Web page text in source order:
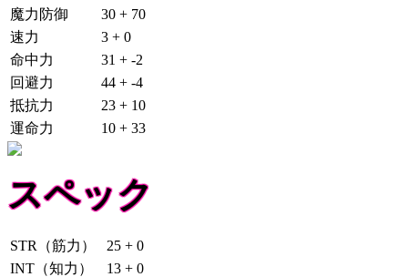
魔力防御
30 + 70
速力
3 + 0
命中力
31 + -2
回避力
44 + -4
抵抗力
23 + 10
運命力
10 + 33
スペック
STR（筋力）
25 + 0
INT（知力）
13 + 0